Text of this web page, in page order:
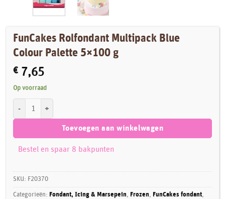
FunCakes Rolfondant Multipack Blue
Colour Palette 5×100 g
€ 7,65
Op voorraad
Toevoegen aan winkelwagen
Bestel en spaar 8 bakpunten
SKU: F20370
Categorieën: Fondant, Icing & Marsepein, Frozen, FunCakes fondant,